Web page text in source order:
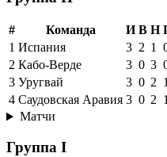
# Команда И В Н
1 Испания 3 2 1
2 Кабо-Верде 3 0 3
3 Уругвай 3 0 2 1
4 Саудовская Аравия 3 0 2 1
Матчи
Группа I